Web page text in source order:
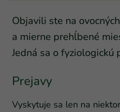
Objavili ste na
a mierne prehĺbené
Jedná sa o fyziologickú
Prejavy
Vyskytuje sa len na